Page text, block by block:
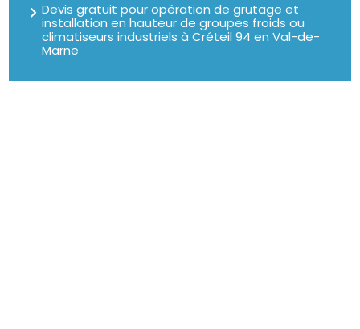
Devis gratuit pour opération de grutage et
installation en hauteur de groupes froids ou
climatiseurs industriels à Créteil 94 en Val-de-
Marne